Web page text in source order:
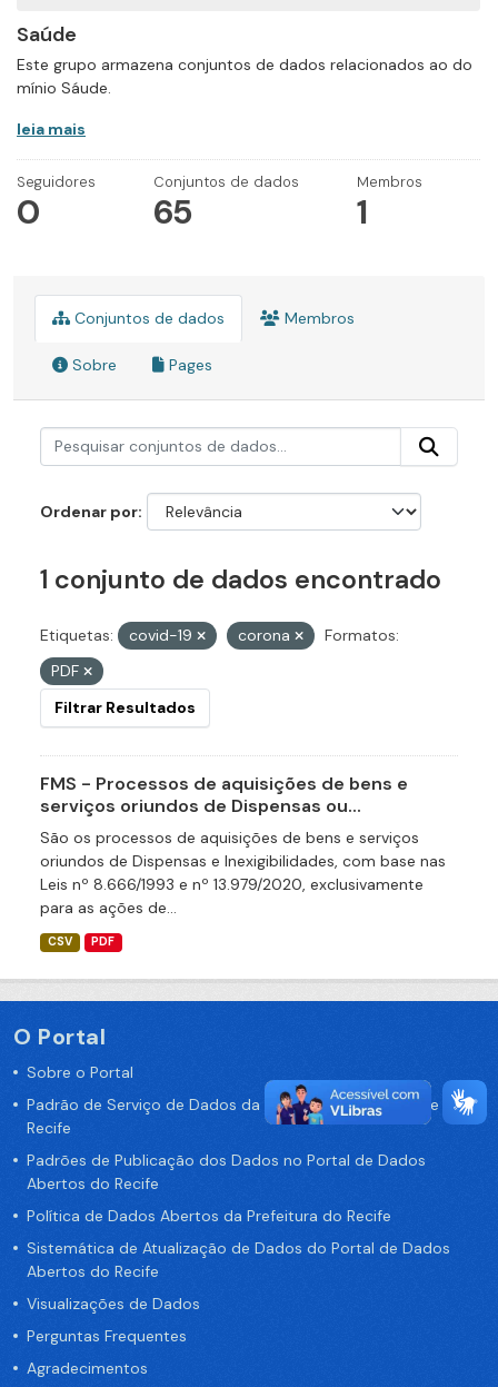
Saúde
Este grupo armazena conjuntos de dados relacionados ao do
mínio Sáude.
leia mais
Seguidores
0
Conjuntos de dados
65
Membros
1
Conjuntos de dados Membros
Sobre Pages
Ordenar por
1 conjunto de dados encontrado
Etiquetas: covid-19 corona
Formatos:
PDF
Filtrar Resultados
FMS - Processos de aquisições de bens e
serviços oriundos de Dispensas ou...
São os processos de aquisições de bens e serviços
oriundos de Dispensas e Inexigibilidades, com base nas
Leis nº 8.666/1993 e nº 13.979/2020, exclusivamente
para as ações de...
CSV PDF
O Portal
Sobre o Portal
Padrão de Serviço de Dados da Prefeitura da Cidade de
Recife
Padrões de Publicação dos Dados no Portal de Dados
Abertos do Recife
Política de Dados Abertos da Prefeitura do Recife
Sistemática de Atualização de Dados do Portal de Dados
Abertos do Recife
Visualizações de Dados
Perguntas Frequentes
Agradecimentos